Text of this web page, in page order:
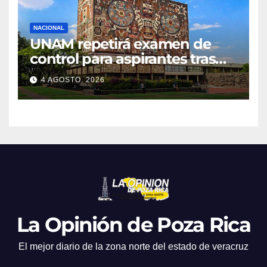
NACIONAL
UNAM repetirá examen de
control para aspirantes tras
fallas en pruebas en línea
4 AGOSTO, 2026
La Opinión de Poza Rica
El mejor diario de la zona norte del estado de veracruz